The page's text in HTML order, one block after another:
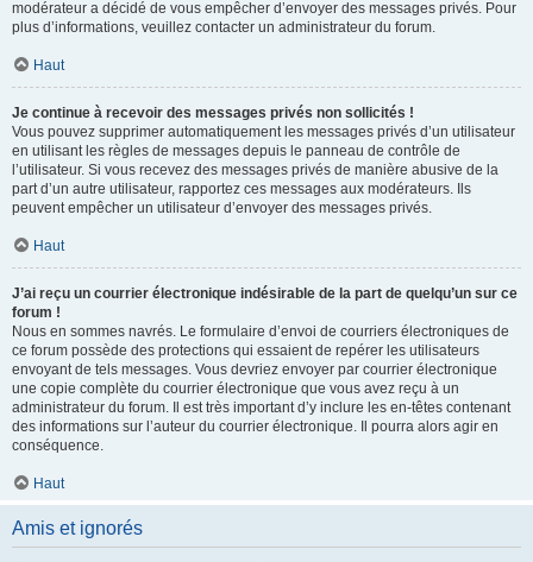
modérateur a décidé de vous empêcher d’envoyer des messages privés. Pour
plus d’informations, veuillez contacter un administrateur du forum.
Haut
Je continue à recevoir des messages privés non sollicités !
Vous pouvez supprimer automatiquement les messages privés d’un utilisateur
en utilisant les règles de messages depuis le panneau de contrôle de
l’utilisateur. Si vous recevez des messages privés de manière abusive de la
part d’un autre utilisateur, rapportez ces messages aux modérateurs. Ils
peuvent empêcher un utilisateur d’envoyer des messages privés.
Haut
J’ai reçu un courrier électronique indésirable de la part de quelqu’un sur ce
forum !
Nous en sommes navrés. Le formulaire d’envoi de courriers électroniques de
ce forum possède des protections qui essaient de repérer les utilisateurs
envoyant de tels messages. Vous devriez envoyer par courrier électronique
une copie complète du courrier électronique que vous avez reçu à un
administrateur du forum. Il est très important d’y inclure les en-têtes contenant
des informations sur l’auteur du courrier électronique. Il pourra alors agir en
conséquence.
Haut
Amis et ignorés